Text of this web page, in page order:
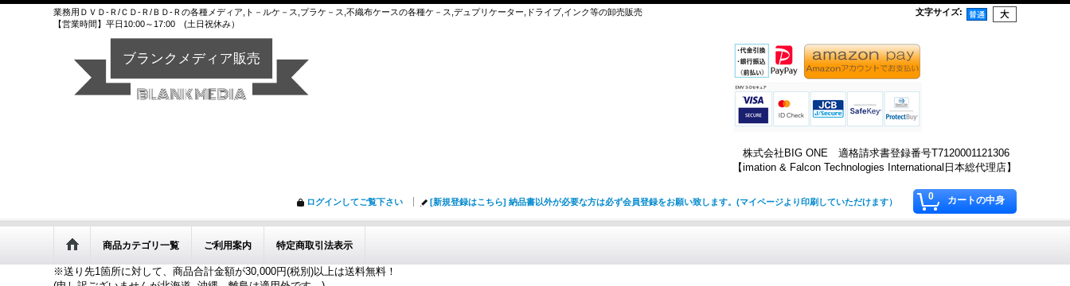
業務用ＤＶＤ-Ｒ/ＣＤ-Ｒ/ＢＤ-Ｒの各種メディア,ト－ルケ－ス,プラケ－ス,不織布ケースの各種ケ－ス,デュプリケーター,ドライブ,インク等の卸売販売
【営業時間】平日10:00～17:00 (土日祝休み）
文字サイズ:
株式会社BIG ONE 適格請求書登録番号T7120001121306
【imation & Falcon Technologies International日本総代理店】
0 カートの中身
ログインしてご覧下さい [新規登録はこちら] 納品書以外が必要な方は必ず会員登録をお願い致します。(マイページより印刷していただけます）
商品カテゴリ一覧 ご利用案内 特定商取引法表示
※送り先1箇所に対して、商品合計金額が30,000円(税別)以上は送料無料！